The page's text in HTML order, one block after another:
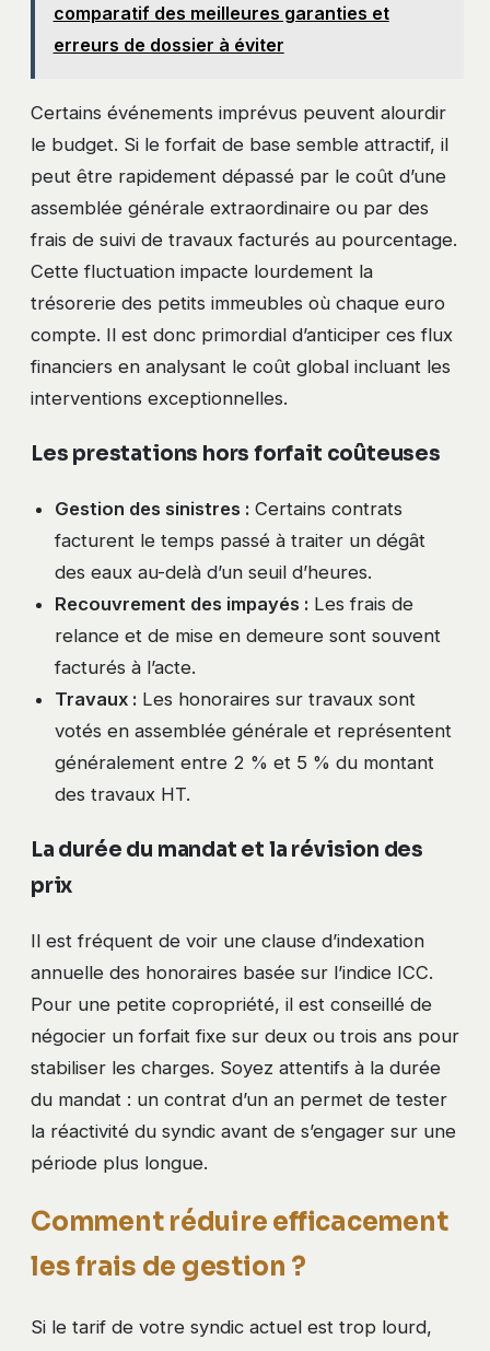
comparatif des meilleures garanties et
erreurs de dossier à éviter
Certains événements imprévus peuvent alourdir
le budget. Si le forfait de base semble attractif, il
peut être rapidement dépassé par le coût d’une
assemblée générale extraordinaire ou par des
frais de suivi de travaux facturés au pourcentage.
Cette fluctuation impacte lourdement la
trésorerie des petits immeubles où chaque euro
compte. Il est donc primordial d’anticiper ces flux
financiers en analysant le coût global incluant les
interventions exceptionnelles.
Les prestations hors forfait coûteuses
Gestion des sinistres : Certains contrats
facturent le temps passé à traiter un dégât
des eaux au-delà d’un seuil d’heures.
Recouvrement des impayés : Les frais de
relance et de mise en demeure sont souvent
facturés à l’acte.
Travaux : Les honoraires sur travaux sont
votés en assemblée générale et représentent
généralement entre 2 % et 5 % du montant
des travaux HT.
La durée du mandat et la révision des
prix
Il est fréquent de voir une clause d’indexation
annuelle des honoraires basée sur l’indice ICC.
Pour une petite copropriété, il est conseillé de
négocier un forfait fixe sur deux ou trois ans pour
stabiliser les charges. Soyez attentifs à la durée
du mandat : un contrat d’un an permet de tester
la réactivité du syndic avant de s’engager sur une
période plus longue.
Comment réduire efficacement
les frais de gestion ?
Si le tarif de votre syndic actuel est trop lourd,